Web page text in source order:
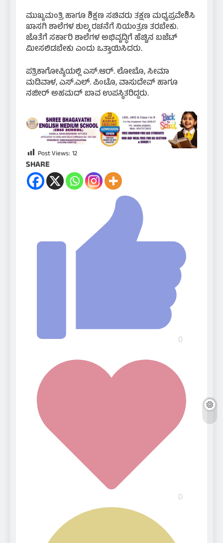
ಮುಖ್ಯಮಂತ್ರಿ ಹಾಗೂ ಶಿಕ್ಷಣ ಸಚಿವರು ತಕ್ಷಣ ಮಧ್ಯಪ್ರವೇಶಿಸಿ
ಖಾಸಗಿ ಶಾಲೆಗಳ ಶುಲ್ಕ ರಚನೆಗೆ ನಿಯಂತ್ರಣ ತರಬೇಕು.
ಜೊತೆಗೆ ಸರ್ಕಾರಿ ಶಾಲೆಗಳ ಅಭಿವೃದ್ಧಿಗೆ ಹೆಚ್ಚಿನ ಬಜೆಟ್‌
ಮೀಸಲಿಡಬೇಕು ಎಂದು ಒತ್ತಾಯಿಸಿದರು.
ಪತ್ರಿಕಾಗೋಷ್ಠಿಯಲ್ಲಿ ಎಸ್‌.ಆರ್‌. ಲೋಬೊ, ಸೀಮಾ
ಮಡಿವಾಳ, ಎಸ್‌.ಎಲ್‌. ಪಿಂಟೊ, ವಾಸುದೇವ್‌ ಹಾಗೂ
ನಜೀರ್‌ ಅಹಮದ್‌ ಬಾವ ಉಪಸ್ಥಿತರಿದ್ದರು.
Post Views: 12
SHARE